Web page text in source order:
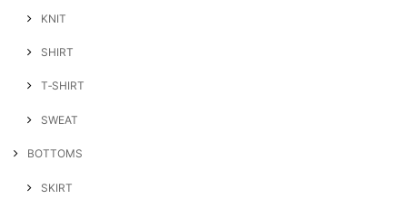
KNIT
SHIRT
T‐SHIRT
SWEAT
BOTTOMS
SKIRT